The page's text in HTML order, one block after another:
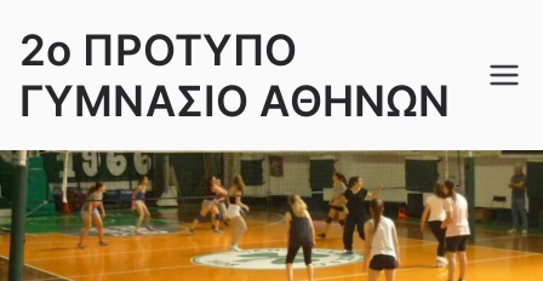
content
2ο ΠΡΟΤΥΠΟ
ΓΥΜΝΑΣΙΟ ΑΘΗΝΩΝ